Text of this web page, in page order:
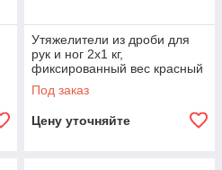
Утяжелители из дроби для
рук и ног 2х1 кг,
фиксированный вес красный
Под заказ
Цену уточняйте